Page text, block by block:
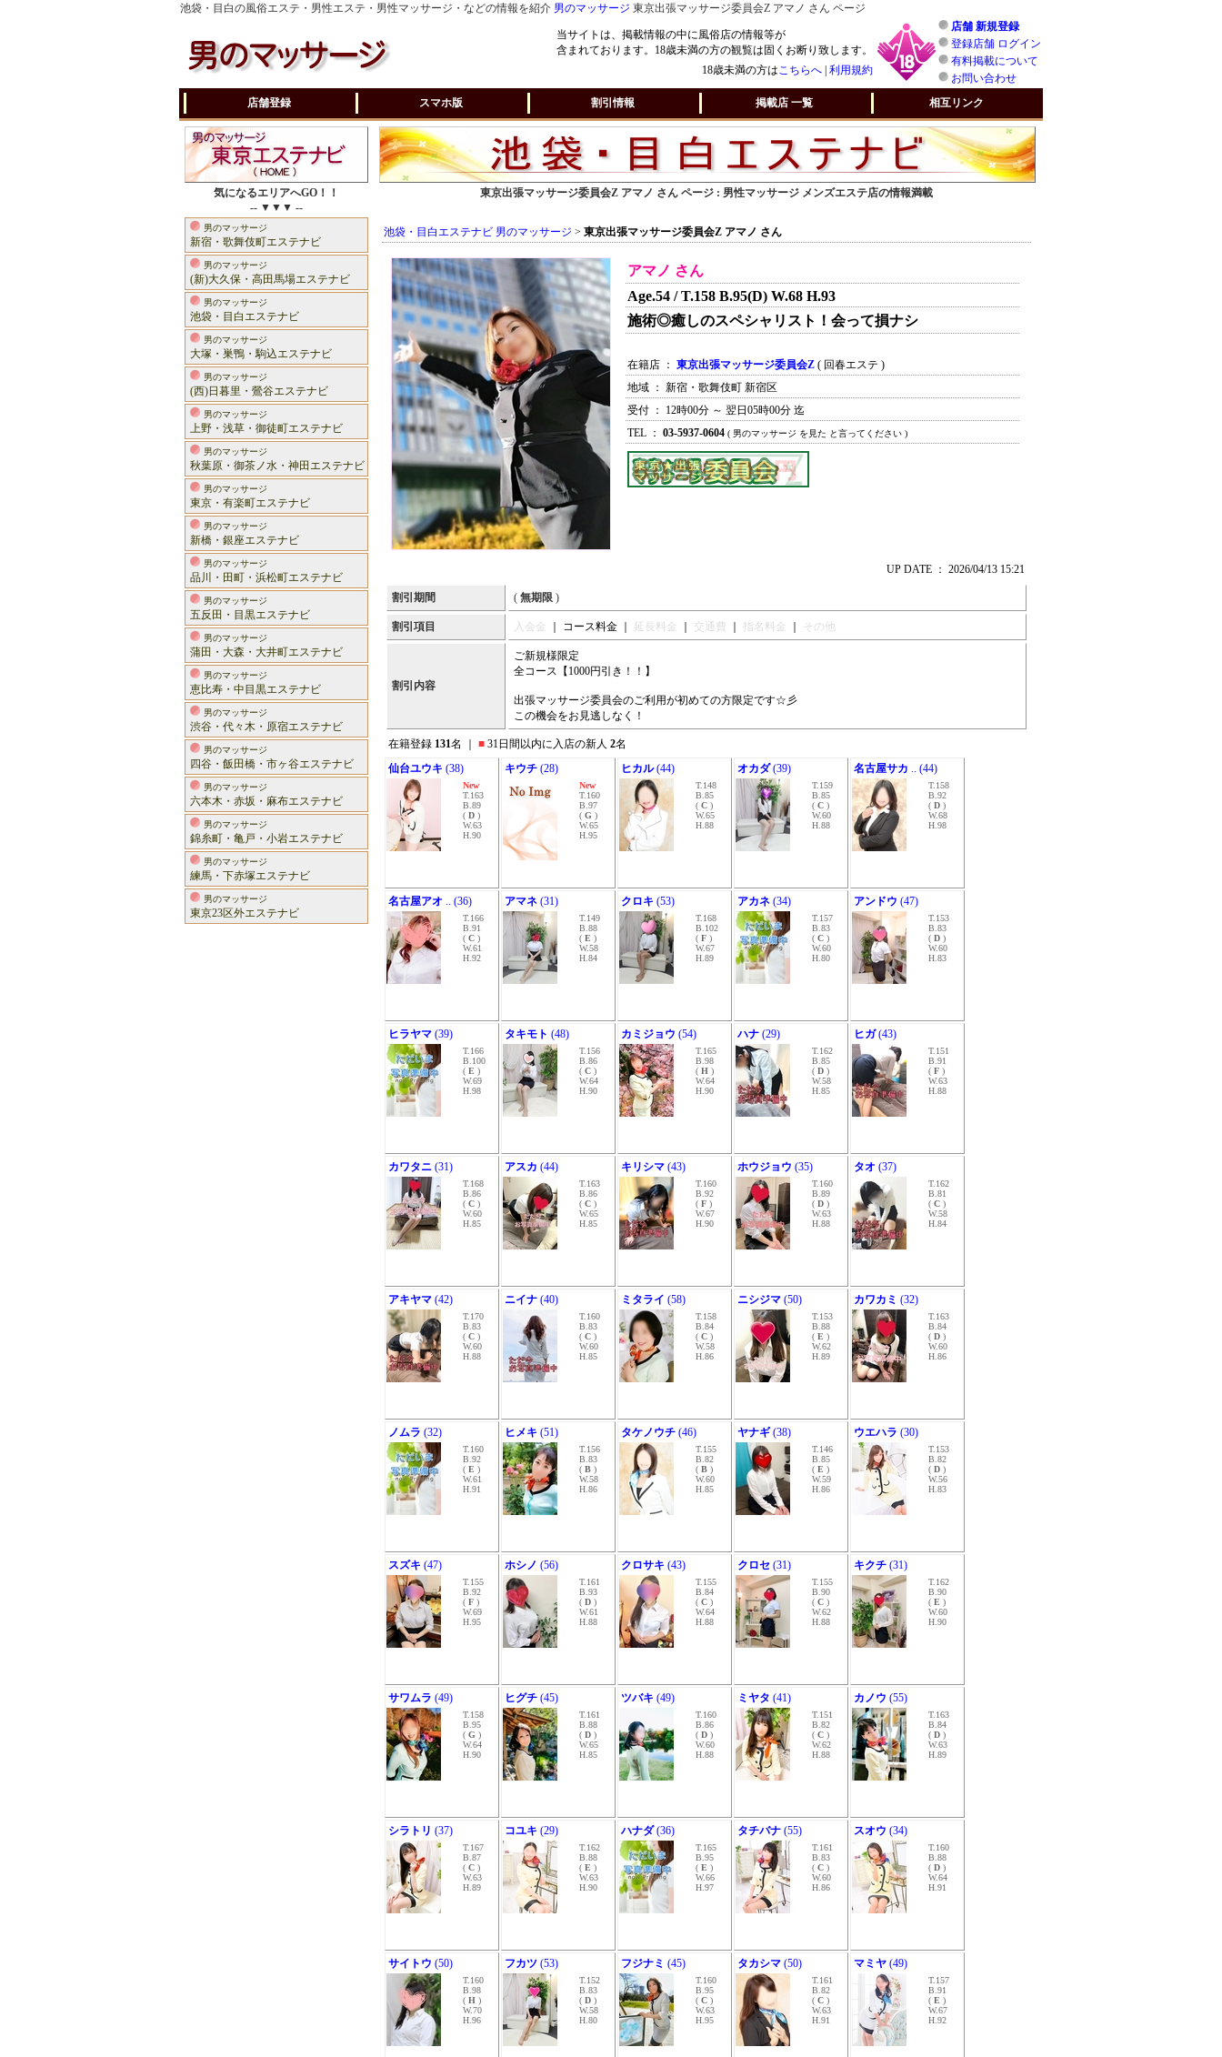
池袋・目白の風俗エステ・男性エステ・男性マッサージ・などの情報を紹介 男のマッサージ 東京出張マッサージ委員会Z アマノ さん ページ
当サイトは、掲載情報の中に風俗店の情報等が
含まれております。18歳未満の方の観覧は固くお断り致します。
18歳未満の方はこちらへ 利用規約
店舗 新規登録
登録店舗 ログイン
有料掲載について
お問い合わせ
店舗登録
スマホ版 割引情報 掲載店 一覧 相互リンク
気になるエリアへGO！！
-- ▼▼▼ --
男のマッサージ
新宿・歌舞伎町エステナビ
男のマッサージ
(新)大久保・高田馬場エステナビ
男のマッサージ
池袋・目白エステナビ
男のマッサージ
大塚・巣鴨・駒込エステナビ
男のマッサージ
(西)日暮里・鶯谷エステナビ
男のマッサージ
上野・浅草・御徒町エステナビ
男のマッサージ
秋葉原・御茶ノ水・神田エステナビ
男のマッサージ
東京・有楽町エステナビ
男のマッサージ
新橋・銀座エステナビ
男のマッサージ
品川・田町・浜松町エステナビ
男のマッサージ
五反田・目黒エステナビ
男のマッサージ
蒲田・大森・大井町エステナビ
男のマッサージ
恵比寿・中目黒エステナビ
男のマッサージ
渋谷・代々木・原宿エステナビ
男のマッサージ
四谷・飯田橋・市ヶ谷エステナビ
男のマッサージ
六本木・赤坂・麻布エステナビ
男のマッサージ
錦糸町・亀戸・小岩エステナビ
男のマッサージ
練馬・下赤塚エステナビ
男のマッサージ
東京23区外エステナビ
東京出張マッサージ委員会Z アマノ さん ページ : 男性マッサージ メンズエステ店の情報満載
池袋・目白エステナビ 男のマッサージ > 東京出張マッサージ委員会Z アマノ さん
アマノ さん
Age.54 / T.158 B.95(D) W.68 H.93
施術◎癒しのスペシャリスト！会って損ナシ
在籍店 ： 東京出張マッサージ委員会Z ( 回春エステ )
地域 ： 新宿・歌舞伎町 新宿区
受付 ： 12時00分 ～ 翌日05時00分 迄
TEL ： 03-5937-0604 ( 男のマッサージ を見た と言ってください )
UP DATE ： 2026/04/13 15:21
割引期間 ( 無期限 )
割引項目 入会金 ｜ コース料金 ｜ 延長料金 交通費 指名料金 その他
割引内容
ご新規様限定
全コース【1000円引き！！】
出張マッサージ委員会のご利用が初めての方限定です☆彡
この機会をお見逃しなく！
在籍登録 131名 ｜ ■ 31日間以内に入店の新人 2名
仙台ユウキ (38)
New
T.163
B.89
( D )
W.63
H.90
キウチ (28)
New
T.160
B.97
( G )
W.65
H.95
ヒカル(44)
T.148
B.85
( C )
W.65
H.88
オカダ(39)
T.159
B.85
( C )
W.60
H.88
名古屋サカ .. (44)
T.158
B.92
( D )
W.68
H.98
名古屋アオ .. (36)
T.166
B.91
( C )
W.61
H.92
アマネ (31)
T.149
B.88
( E )
W.58
H.84
クロキ (53)
T.168
B.102
( F )
W.67
H.89
アカネ (34)
T.157
B.83
( C )
W.60
H.80
アンドウ (47)
T.153
B.83
( D )
W.60
H.83
ヒラヤマ (39)
T.166
B.100
( E )
W.69
H.98
タキモト (48)
T.156
B.86
( C )
W.64
H.90
カミジョウ (54)
T.165
B.98
( H )
W.64
H.90
ハナ (29)
T.162
B.85
( D )
W.58
H.85
ヒガ(43)
T.151
B.91
( F )
W.63
H.88
カワタニ (31)
T.168
B.86
( C )
W.60
H.85
アスカ (44)
T.163
B.86
( C )
W.65
H.85
キリシマ (43)
T.160
B.92
( F )
W.67
H.90
ホウジョウ (35)
T.160
B.89
( D )
W.63
H.88
タオ (37)
T.162
B.81
( C )
W.58
H.84
アキヤマ (42)
T.170
B.83
( C )
W.60
H.88
ニイナ (40)
T.160
B.83
( C )
W.60
H.85
ミタライ (58)
T.158
B.84
( C )
W.58
H.86
ニシジマ (50)
T.153
B.88
( E )
W.62
H.89
カワカミ (32)
T.163
B.84
( D )
W.60
H.86
ノムラ (32)
T.160
B.92
( E )
W.61
H.91
ヒメキ (51)
T.156
B.83
( B )
W.58
H.86
タケノウチ (46)
T.155
B.82
( B )
W.60
H.85
ヤナギ(38)
T.146
B.85
( E )
W.59
H.86
ウエハラ (30)
T.153
B.82
( D )
W.56
H.83
スズキ (47)
T.155
B.92
( F )
W.69
H.95
ホシノ (56)
T.161
B.93
( D )
W.61
H.88
クロサキ (43)
T.155
B.84
( C )
W.64
H.88
クロセ (31)
T.155
B.90
( C )
W.62
H.88
キクチ (31)
T.162
B.90
( E )
W.60
H.90
サワムラ (49)
T.158
B.95
( G )
W.64
H.90
ヒグチ (45)
T.161
B.88
( D )
W.65
H.85
ツバキ (49)
T.160
B.86
( D )
W.60
H.88
ミヤタ (41)
T.151
B.82
( C )
W.62
H.88
カノウ (55)
T.163
B.84
( D )
W.63
H.89
シラトリ (37)
T.167
B.87
( C )
W.63
H.89
コユキ (29)
T.162
B.88
( E )
W.63
H.90
ハナダ(36)
T.165
B.95
( E )
W.66
H.97
タチバナ (55)
T.161
B.83
( C )
W.60
H.86
スオウ (34)
T.160
B.88
( D )
W.64
H.91
サイトウ (50)
T.160
B.98
( H )
W.70
H.96
フカツ (53)
T.152
B.83
( D )
W.58
H.80
フジナミ (45)
T.160
B.95
( C )
W.63
H.95
タカシマ (50)
T.161
B.82
( C )
W.63
H.91
マミヤ (49)
T.157
B.91
( E )
W.67
H.92